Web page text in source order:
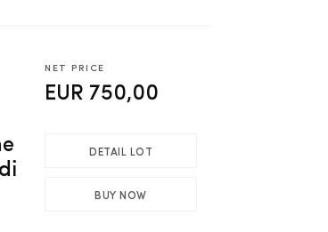
NET PRICE
EUR 750,00
DETAIL LOT
BUY NOW